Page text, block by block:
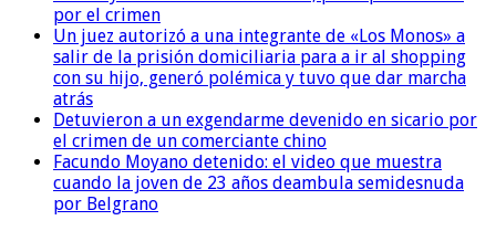
por el crimen
Un juez autorizó a una integrante de «Los Monos» a
salir de la prisión domiciliaria para a ir al shopping
con su hijo, generó polémica y tuvo que dar marcha
atrás
Detuvieron a un exgendarme devenido en sicario por
el crimen de un comerciante chino
Facundo Moyano detenido: el video que muestra
cuando la joven de 23 años deambula semidesnuda
por Belgrano